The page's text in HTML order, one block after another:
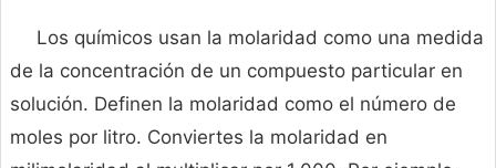
Los químicos usan la molaridad como una medida
de la concentración de un compuesto particular en
solución. Definen la molaridad como el número de
moles por litro. Conviertes la molaridad en